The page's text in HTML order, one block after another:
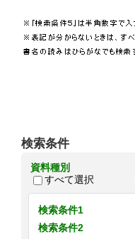
検索条件
資料種別
すべて選択
検索条件1
検索条件2